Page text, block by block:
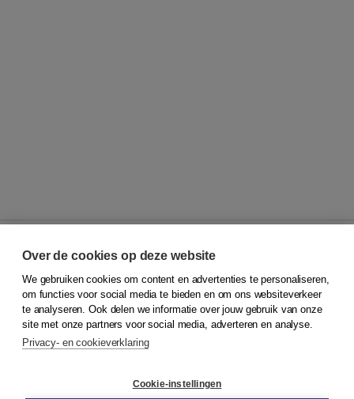
© 2026Koninklijke Boom uitgevers
Klantenservice
Service & informatie
Contact
Over de cookies op deze website
We gebruiken cookies om content en advertenties te personaliseren,
om functies voor social media te bieden en om ons websiteverkeer
te analyseren. Ook delen we informatie over jouw gebruik van onze
site met onze partners voor social media, adverteren en analyse.
Privacy- en cookieverklaring
Cookie-instellingen